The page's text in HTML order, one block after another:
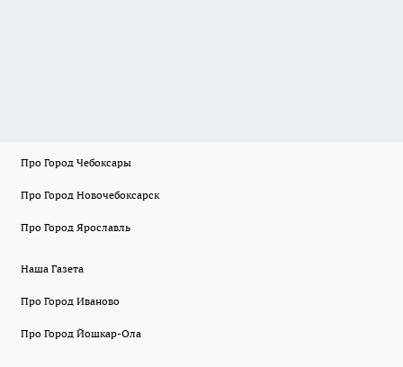
Про Город Чебоксары
Про Город Новочебоксарск
Про Город Ярославль
Наша Газета
Про Город Иваново
Про Город Йошкар-Ола